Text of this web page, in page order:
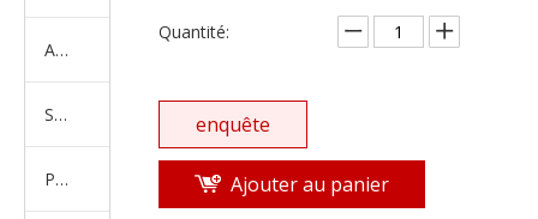
Amortisseur Série
Système de direction
Produits en caoutchouc
Quantité:
enquête
Ajouter au panier